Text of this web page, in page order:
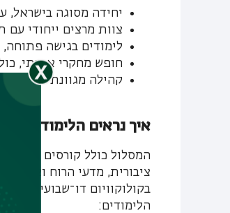
יחידה מסוגה בישראל,
צוות מרצים ייחודי
לימודים בגישה
חופש מחקרי אמיתי,
קהילה מגוונת -
איך נראים הלימודים
המסלול כולל קורסים
ציבורית, מדעי הרוח
בקולוקוויום דו־שבועי,
הלימודים: